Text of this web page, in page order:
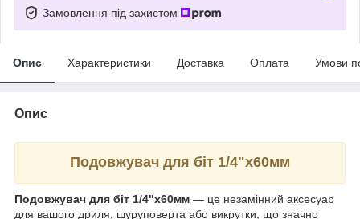
Замовлення під захистом
Опис Характеристики Доставка Оплата Умови
Опис
Подовжувач для біт 1/4"х60мм
Подовжувач для біт 1/4"х60мм — це незамінний аксесуар
для вашого дриля, шуруповерта або викрутки, що значно